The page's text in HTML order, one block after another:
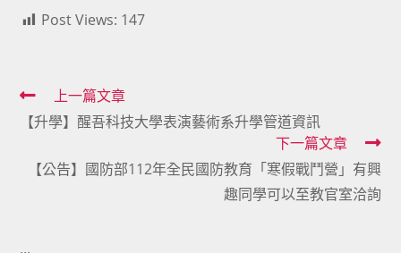
Post Views: 147
Read
more
articles
上一篇文章
【升學】醒吾科技大學表演藝術系升學管道資訊
下一篇文章
【公告】國防部112年全民國防教育「寒假戰鬥營」有興
趣同學可以至教官室洽詢